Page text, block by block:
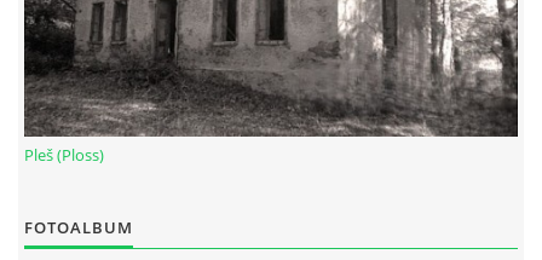
Pleš (Ploss)
FOTOALBUM